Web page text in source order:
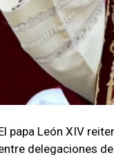
papa León XIV
delegaciones